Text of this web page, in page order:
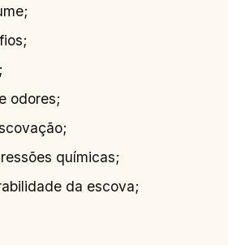
odores;
químicas;
da escova;